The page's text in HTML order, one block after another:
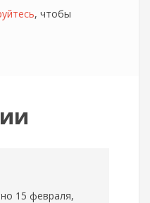
, чтобы
15 февраля,